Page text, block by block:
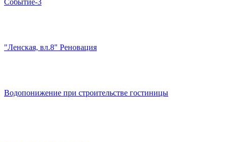
"Ленская, вл.8" Реновация
Водопонижение при строительстве гостиницы